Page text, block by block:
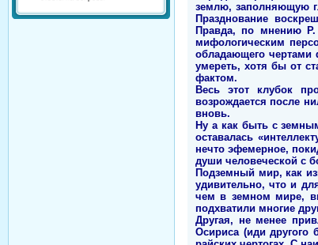
землю, заполняющую
Празднование
Правда, по мнению Р.
мифологическим
обладающего чертами
умереть, хотя бы от
фактом.
Весь этот клубок
возрождается после
вновь.
Ну а как быть с
оставалась
нечто эфемерное,
души человеческой с
Подземный мир, как
удивительно, что и
чем в земном мире,
подхватили многие
Другая, не менее
Осириса (иди другого